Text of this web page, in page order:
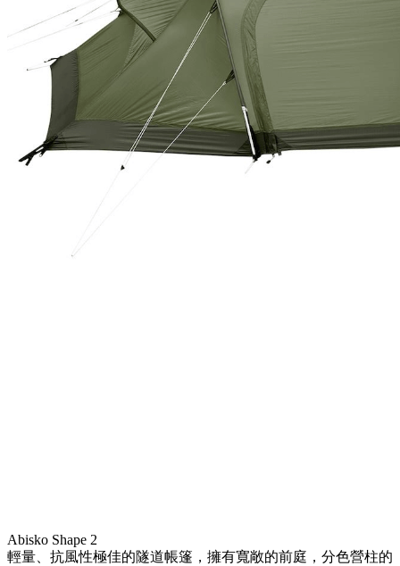
Abisko Shape 2
輕量、抗風性極佳的隧道帳篷，擁有寬敞的前庭，分色營柱的